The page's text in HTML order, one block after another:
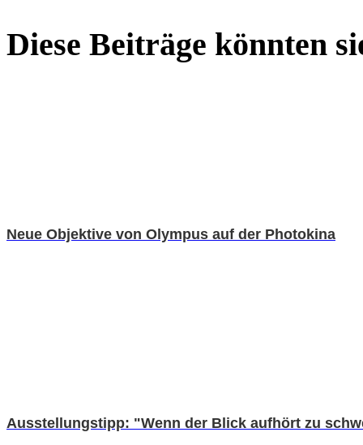
Diese Beiträge könnten
Neue Objektive von Olympus auf der Photokina
Ausstellungstipp: "Wenn der Blick aufhört zu